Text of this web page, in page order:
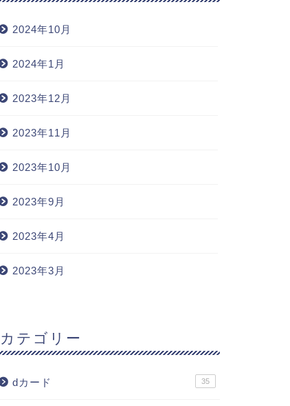
2024年10月
2024年1月
2023年12月
2023年11月
2023年10月
2023年9月
2023年4月
2023年3月
カテゴリー
dカード 35